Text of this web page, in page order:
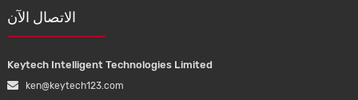
الاتصال الآن
Keytech Intelligent Technologies Limited
ken@keytech123.com